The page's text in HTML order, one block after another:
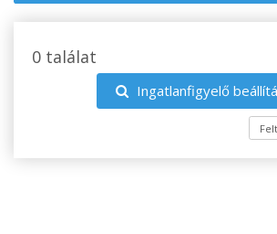
0 találat
Ingatlanfigyelő